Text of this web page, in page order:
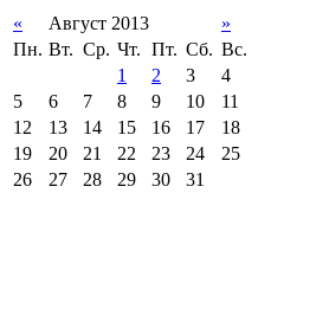
« Август 2013
»
Пн. Вт. Ср. Чт. Пт. Сб. Вс.
1
2 3
4
5
6 7 8 9 10
11
12
13 14 15 16 17
18
19
20 21 22 23 24
25
26
27 28 29 30 31